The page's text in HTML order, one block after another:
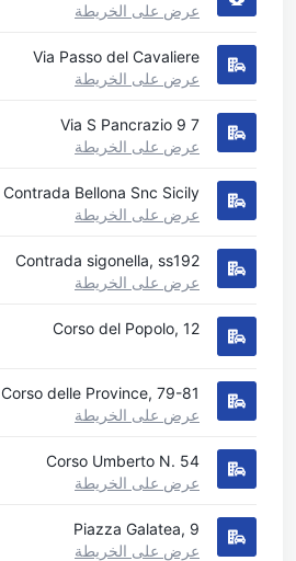
عرض على الخريطة
Via Passo del Cavaliere
عرض على الخريطة
7 9 Via S Pancrazio
عرض على الخريطة
Contrada Bellona Snc Sicily
عرض على الخريطة
Contrada sigonella, ss192
عرض على الخريطة
Corso del Popolo, 12
Corso delle Province, 79-81
عرض على الخريطة
Corso Umberto N. 54
عرض على الخريطة
Piazza Galatea, 9
عرض على الخريطة